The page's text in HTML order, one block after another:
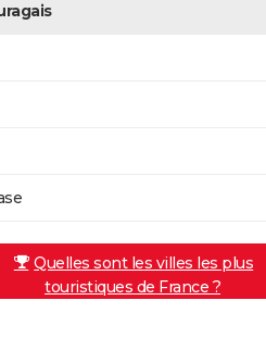
Quelles sont les villes les plus
touristiques de France ?